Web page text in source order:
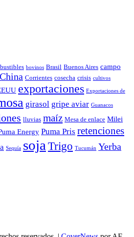
bovinos Brasil Buenos Aires campo
China Corrientes cosecha crisis cultivos
exportaciones Exportaciones de
girasol gripe aviar Guanacos
lluvias maíz Mesa de enlace Milei
Energy Puma Pris retenciones
Sequía soja Trigo Tucumán Yerba